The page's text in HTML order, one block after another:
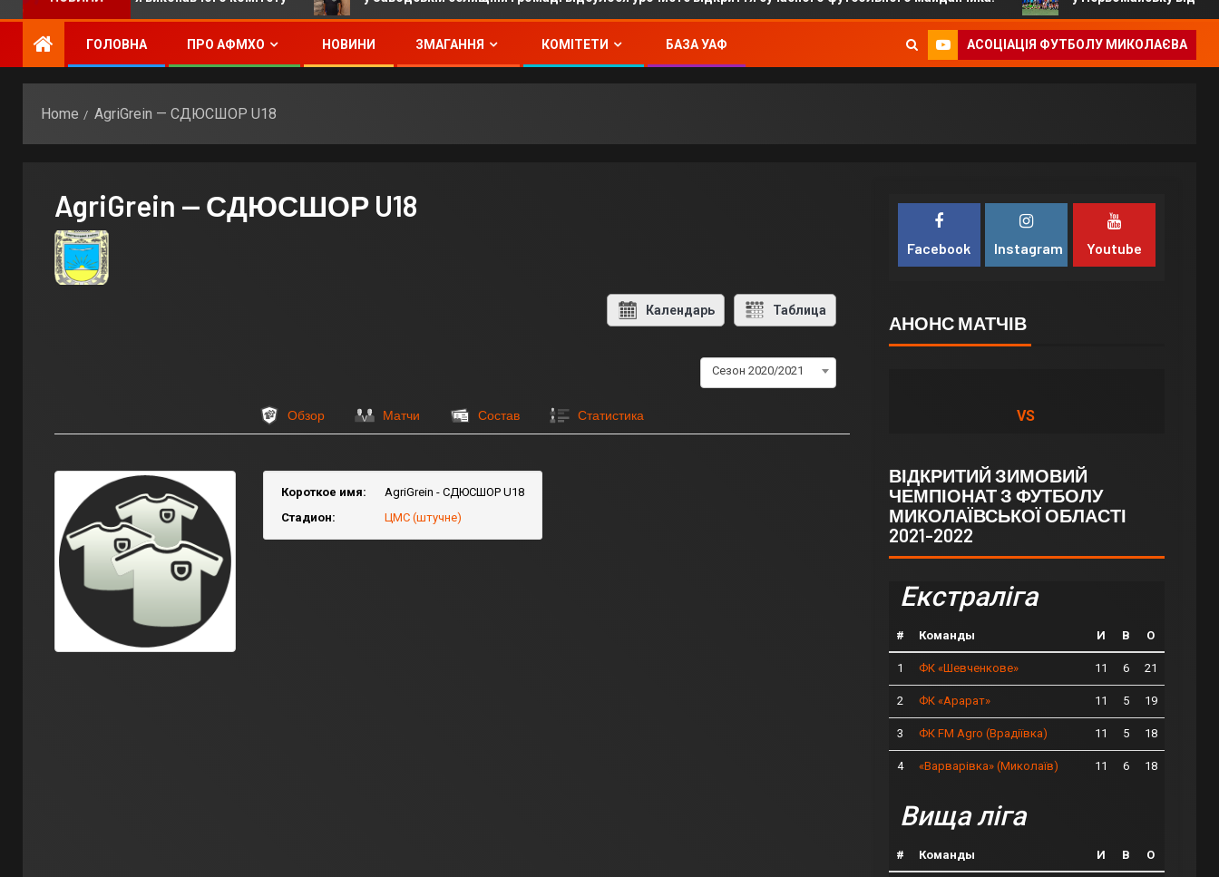
ГОЛОВНА ПРО АФМХО НОВИНИ ЗМАГАННЯ КОМІТЕТИ БАЗА УАФ АСОЦІАЦІЯ ФУТБОЛУ МИКОЛАЄВА
Home AgriGrein — СДЮСШОР U18
AgriGrein — СДЮСШОР U18
Календарь Таблица
Сезон 2020/2021
Обзор Матчи Состав Статистика
Короткое имя:
AgriGrein - СДЮСШОР U18
Стадион:
ЦМС (штучне)
Facebook Instagram Youtube
АНОНС МАТЧІВ
VS
ВІДКРИТИЙ ЗИМОВИЙ
ЧЕМПІОНАТ З ФУТБОЛУ
МИКОЛАЇВСЬКОЇ ОБЛАСТІ
2021-2022
Екстраліга
# Команды И В О
1 ФК «Шевченкове» 11 6 21
2 ФК «Арарат» 11 5 19
3 ФК FM Agro (Врадіївка) 11 5 18
4 «Варварівка» (Миколаїв) 11 6 18
Вища ліга
# Команды И В О